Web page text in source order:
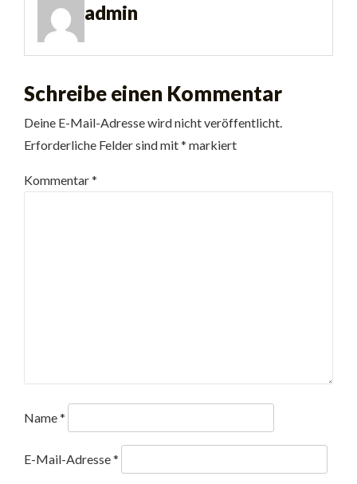
admin
Schreibe einen Kommentar
Deine E-Mail-Adresse wird nicht veröffentlicht.
Erforderliche Felder sind mit* markiert
Kommentar*
Name*
E-Mail-Adresse*